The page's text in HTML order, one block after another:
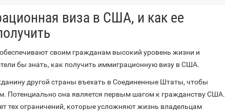
виза в США, и как ее
своим гражданам высокий уровень жизни и
бы знать, как получить иммиграционную визу в США.
другой страны въехать в Соединенные Штаты, чтобы
Потенциально она является первым шагом к гражданству США.
тех ограничений, которые усложняют жизнь владельцам